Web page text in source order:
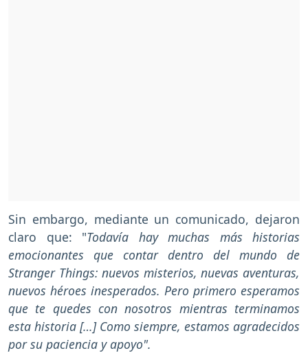
Sin embargo, mediante un comunicado, dejaron
claro que: "Todavía hay muchas más historias
emocionantes que contar dentro del mundo de
Stranger Things: nuevos misterios, nuevas aventuras,
nuevos héroes inesperados. Pero primero esperamos
que te quedes con nosotros mientras terminamos
esta historia […] Como siempre, estamos agradecidos
por su paciencia y apoyo".